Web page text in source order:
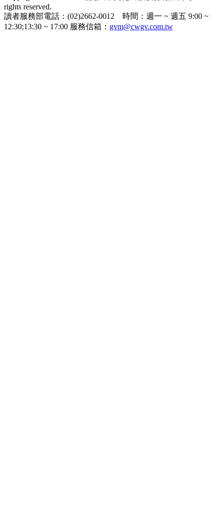
rights reserved.
讀者服務部電話：(02)2662-0012 時間：週一 ~ 週五 9:00 ~
12:30;13:30 ~ 17:00 服務信箱： gvm@cwgv.com.tw